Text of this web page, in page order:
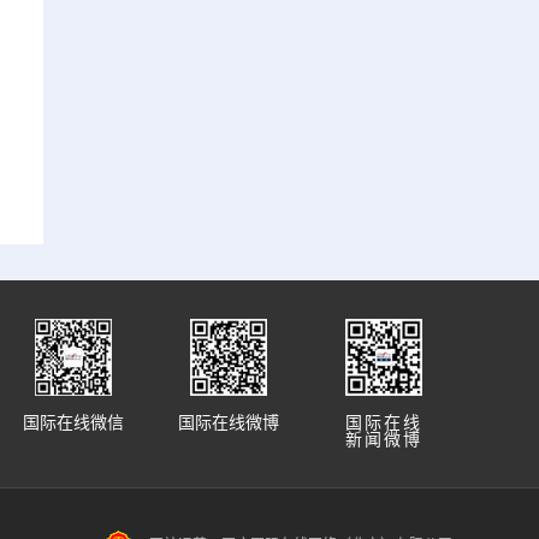
国际在线
新闻微博
国际在线微博
国际在线微信